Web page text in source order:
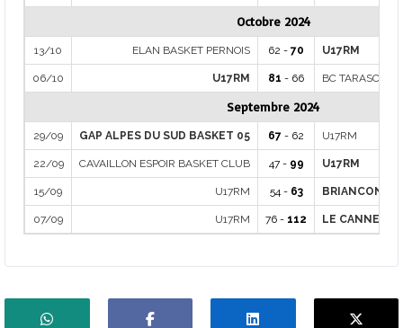
Octobre 2024
13/10 ELAN BASKET PERNOIS 62 - 70 U17RM
06/10 U17RM 81 - 66 BC
Septembre 2024
29/09 GAP ALPES DU SUD BASKET 05 67 - 62 U17RM
22/09 CAVAILLON ESPOIR BASKET CLUB 47 - 99 U17RM
15/09 U17RM 54 - 63 BRIANCON
07/09 U17RM 76 - 112 LE CANNET